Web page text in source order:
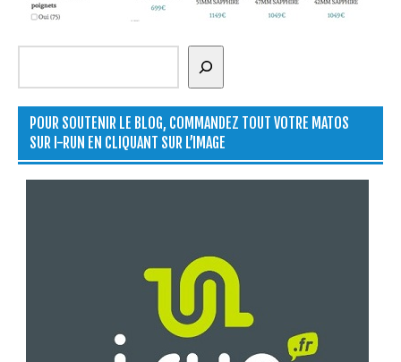
Rechercher
POUR SOUTENIR LE BLOG, COMMANDEZ TOUT VOTRE MATOS
SUR I-RUN EN CLIQUANT SUR L’IMAGE